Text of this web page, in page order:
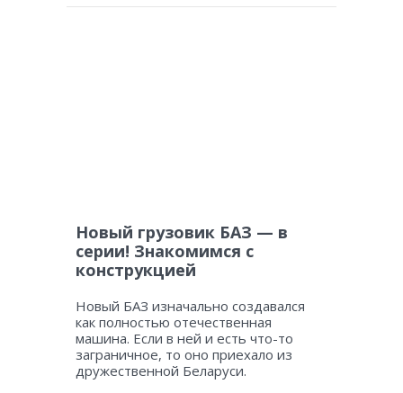
Новый грузовик БАЗ — в
серии! Знакомимся с
конструкцией
Новый БАЗ изначально создавался
как полностью отечественная
машина. Если в ней и есть что-то
заграничное, то оно приехало из
дружественной Беларуси.